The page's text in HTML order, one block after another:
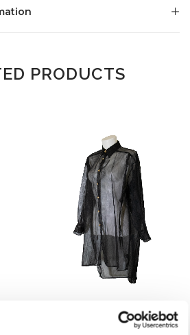
PRODUCTS
Gianfranco Ferré – Black
shirt from 1980s